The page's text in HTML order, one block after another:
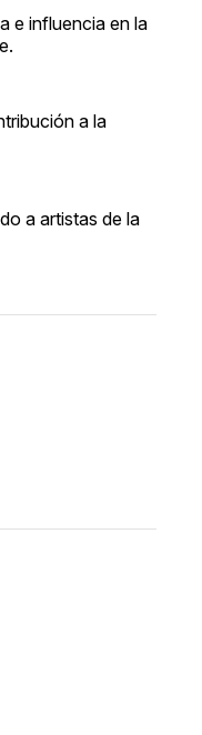
e influencia en la
a la
a artistas de la